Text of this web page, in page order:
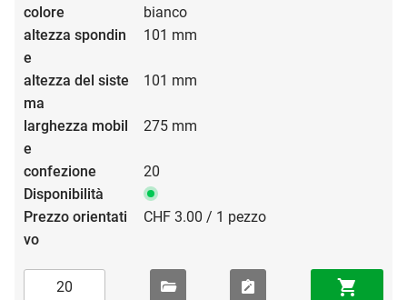
bianco
101 mm
101 mm
275 mm
20
CHF 3.00 / 1 pezzo